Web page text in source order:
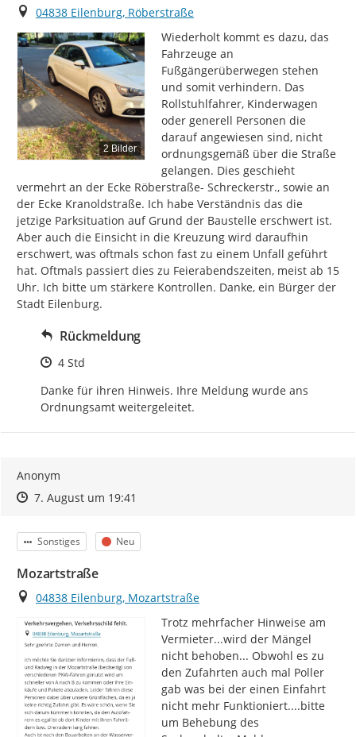
Ort
04838 Eilenburg, Röberstraße
2 Bilder
Wiederholt kommt es dazu, das
Fahrzeuge an
Fußgängerüberwegen stehen
und somit verhindern. Das
Rollstuhlfahrer, Kinderwagen
oder generell Personen die
darauf angewiesen sind, nicht
ordnungsgemäß über die Straße
gelangen. Dies geschieht
vermehrt an der Ecke Röberstraße- Schreckerstr., sowie an
der Ecke Kranoldstraße. Ich habe Verständnis das die
jetzige Parksituation auf Grund der Baustelle erschwert ist.
Aber auch die Einsicht in die Kreuzung wird daraufhin
erschwert, was oftmals schon fast zu einem Unfall geführt
hat. Oftmals passiert dies zu Feierabendszeiten, meist ab 15
Uhr. Ich bitte um stärkere Kontrollen. Danke, ein Bürger der
Stadt Eilenburg.
Rückmeldung
Zeitpunkt des Erstellens
4 Std
Danke für ihren Hinweis. Ihre Meldung wurde ans
Ordnungsamt weitergeleitet.
Anonym
Zeitpunkt des Erstellens
Zeitpunkt des Erstellens
7. August um 19:41
Kategorie
Sonstiges Status
Neu
Mozartstraße
Ort
04838 Eilenburg, Mozartstraße
Trotz mehrfacher Hinweise am
Vermieter...wird der Mängel
nicht behoben... Obwohl es zu
den Zufahrten auch mal Poller
gab was bei der einen Einfahrt
nicht mehr Funktioniert....bitte
um Behebung des